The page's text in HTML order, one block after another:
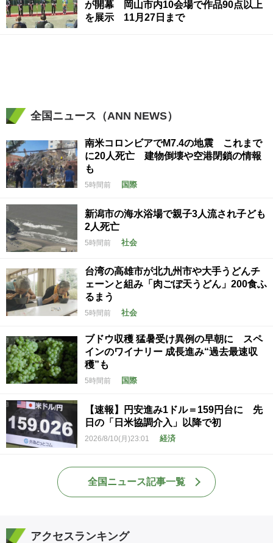
が開幕 岡山市内10会場で作品90点以上
を展示 11月27日まで
全国ニュース（ANN NEWS）
南米コロンビアでM7.4の地震 これまで
に20人死亡 建物倒壊や空港閉鎖の情報
も
5時間前 国際
新潟市の海水浴場で親子3人流され子ども
2人死亡
5時間前 社会
台湾の高雄市が北九州市や大手うどんチ
ェーンと組み「肉ごぼ天うどん」200食ふ
るまう
5時間前 社会
ブドウ収穫 猛暑受け異例の早朝に スペ
インのワイナリー 成長進み“過去最速収
穫”も
5時間前 国際
【速報】円安進み1ドル＝159円台に 先
日の「日米協調介入」以降で初
2026/8/10(月)23:01 経済
全国ニュース記事一覧
アクセスランキング